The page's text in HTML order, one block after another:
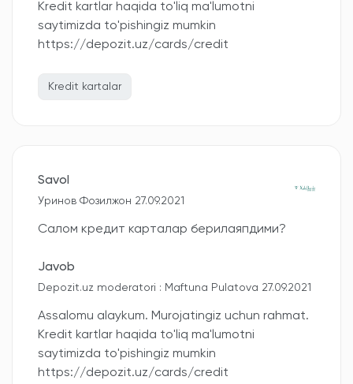
Kredit kartlar haqida to'liq ma'lumotni
saytimizda to'pishingiz mumkin
https://depozit.uz/cards/credit
Kredit kartalar
Savol
Уринов Фозилжон 27.09.2021
Салом кредит карталар берилаяпдими?
Javob
Depozit.uz moderatori : Maftuna Pulatova 27.09.2021
Assalomu alaykum. Murojatingiz uchun rahmat.
Kredit kartlar haqida to'liq ma'lumotni
saytimizda to'pishingiz mumkin
https://depozit.uz/cards/credit